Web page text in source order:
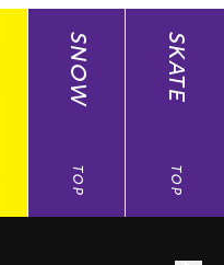
SNOW
TOP
SKATE
TOP